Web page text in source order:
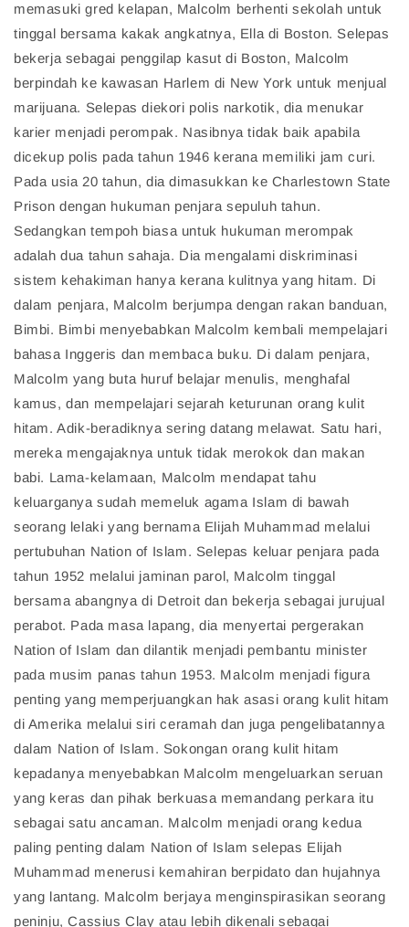
memasuki gred kelapan, Malcolm berhenti sekolah untuk
tinggal bersama kakak angkatnya, Ella di Boston. Selepas
bekerja sebagai penggilap kasut di Boston, Malcolm
berpindah ke kawasan Harlem di New York untuk menjual
marijuana. Selepas diekori polis narkotik, dia menukar
karier menjadi perompak. Nasibnya tidak baik apabila
dicekup polis pada tahun 1946 kerana memiliki jam curi.
Pada usia 20 tahun, dia dimasukkan ke Charlestown State
Prison dengan hukuman penjara sepuluh tahun.
Sedangkan tempoh biasa untuk hukuman merompak
adalah dua tahun sahaja. Dia mengalami diskriminasi
sistem kehakiman hanya kerana kulitnya yang hitam. Di
dalam penjara, Malcolm berjumpa dengan rakan banduan,
Bimbi. Bimbi menyebabkan Malcolm kembali mempelajari
bahasa Inggeris dan membaca buku. Di dalam penjara,
Malcolm yang buta huruf belajar menulis, menghafal
kamus, dan mempelajari sejarah keturunan orang kulit
hitam. Adik-beradiknya sering datang melawat. Satu hari,
mereka mengajaknya untuk tidak merokok dan makan
babi. Lama-kelamaan, Malcolm mendapat tahu
keluarganya sudah memeluk agama Islam di bawah
seorang lelaki yang bernama Elijah Muhammad melalui
pertubuhan Nation of Islam. Selepas keluar penjara pada
tahun 1952 melalui jaminan parol, Malcolm tinggal
bersama abangnya di Detroit dan bekerja sebagai jurujual
perabot. Pada masa lapang, dia menyertai pergerakan
Nation of Islam dan dilantik menjadi pembantu minister
pada musim panas tahun 1953. Malcolm menjadi figura
penting yang memperjuangkan hak asasi orang kulit hitam
di Amerika melalui siri ceramah dan juga pengelibatannya
dalam Nation of Islam. Sokongan orang kulit hitam
kepadanya menyebabkan Malcolm mengeluarkan seruan
yang keras dan pihak berkuasa memandang perkara itu
sebagai satu ancaman. Malcolm menjadi orang kedua
paling penting dalam Nation of Islam selepas Elijah
Muhammad menerusi kemahiran berpidato dan hujahnya
yang lantang. Malcolm berjaya menginspirasikan seorang
peninju, Cassius Clay atau lebih dikenali sebagai